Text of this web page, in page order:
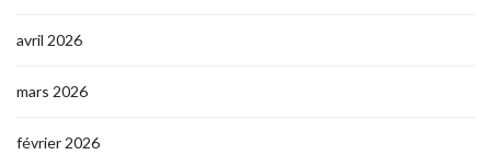
avril 2026
mars 2026
février 2026